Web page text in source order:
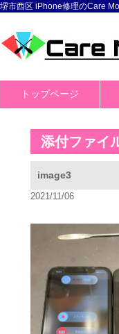
堺市西区 iPhone修理のCare
トップページ
添付ファイ
image3
2021/11/06